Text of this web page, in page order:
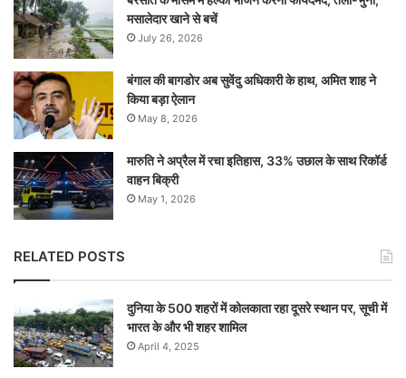
मसालेदार खाने से बचें
July 26, 2026
बंगाल की बागडोर अब सुवेंदु अधिकारी के हाथ, अमित शाह ने
किया बड़ा ऐलान
May 8, 2026
मारुति ने अप्रैल में रचा इतिहास, 33% उछाल के साथ रिकॉर्ड
वाहन बिक्री
May 1, 2026
RELATED POSTS
दुनिया के 500 शहरों में कोलकाता रहा दूसरे स्थान पर, सूची में
भारत के और भी शहर शामिल
April 4, 2025